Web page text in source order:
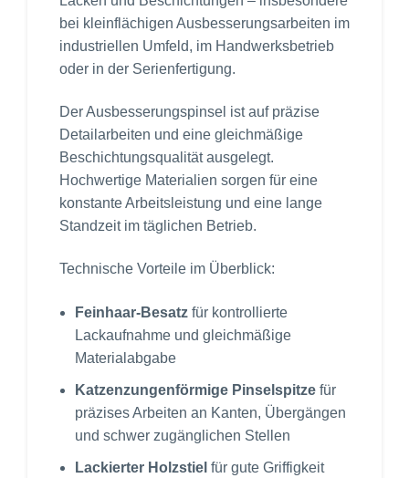
bei kleinflächigen Ausbesserungsarbeiten im
industriellen Umfeld, im Handwerksbetrieb
oder in der Serienfertigung.
Der Ausbesserungspinsel ist auf präzise
Detailarbeiten und eine gleichmäßige
Beschichtungsqualität ausgelegt.
Hochwertige Materialien sorgen für eine
konstante Arbeitsleistung und eine lange
Standzeit im täglichen Betrieb.
Technische Vorteile im Überblick:
Feinhaar-Besatz für kontrollierte
Lackaufnahme und gleichmäßige
Materialabgabe
Katzenzungenförmige Pinselspitze für
präzises Arbeiten an Kanten, Übergängen
und schwer zugänglichen Stellen
Lackierter Holzstiel für gute Griffigkeit